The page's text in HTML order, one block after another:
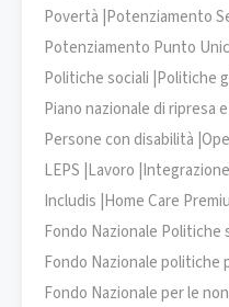
Povertà | Potenziamento
Potenziamento Punto
Politiche sociali | Politiche
Piano nazionale di ripresa e
Persone con disabilità |
LEPS | Lavoro |
Includis | Home Care
Fondo Nazionale Politiche
Fondo Nazionale politiche
Fondo Nazionale per le